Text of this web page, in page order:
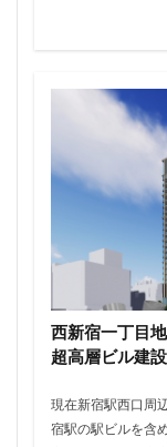
西新宿一丁目
超高層ビル建
現在新宿駅西口周
宿駅の駅ビルを含
区役所
南武線 南
台東区 名
名古屋市営地下
名城公園
名鉄神宮前
品川 品川
噴水 四ツ